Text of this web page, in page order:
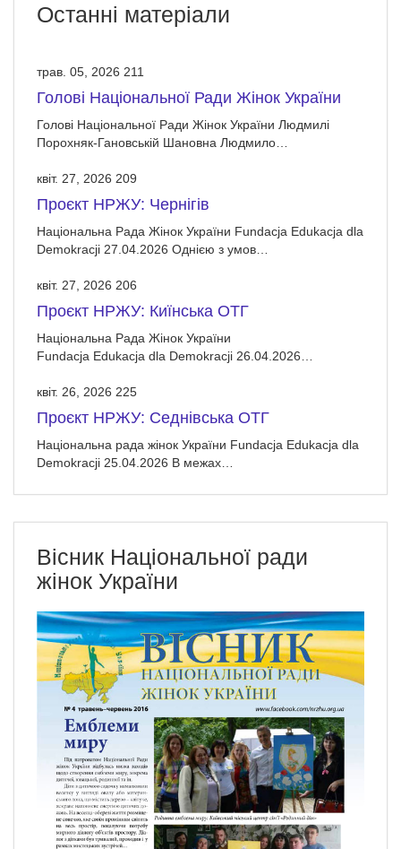
Останні матеріали
трав. 05, 2026 211
Голові Національної Ради Жінок України
Голові Національної Ради Жінок України Людмилі
Порохняк-Гановській Шановна Людмило…
квіт. 27, 2026 209
Проєкт НРЖУ: Чернігів
Національна Рада Жінок України Fundacja Edukacja dla
Demokracji 27.04.2026 Однією з умов…
квіт. 27, 2026 206
Проєкт НРЖУ: Киїнська ОТГ
Національна Рада Жінок України
Fundacja Edukacja dla Demokracji 26.04.2026…
квіт. 26, 2026 225
Проєкт НРЖУ: Седнівська ОТГ
Національна рада жінок України Fundacja Edukacja dla
Demokracji 25.04.2026 В межах…
Вісник Національної ради
жінок України